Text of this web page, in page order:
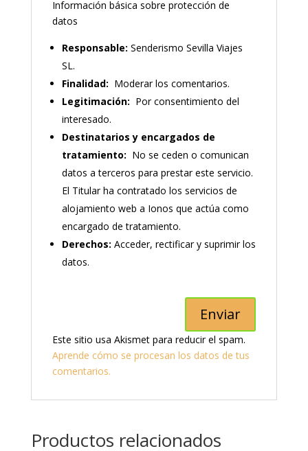
Información básica sobre protección de
datos
Responsable: Senderismo Sevilla Viajes
SL.
Finalidad: Moderar los comentarios.
Legitimación: Por consentimiento del
interesado.
Destinatarios y encargados de
tratamiento: No se ceden o comunican
datos a terceros para prestar este servicio.
El Titular ha contratado los servicios de
alojamiento web a Ionos que actúa como
encargado de tratamiento.
Derechos: Acceder, rectificar y suprimir los
datos.
Este sitio usa Akismet para reducir el spam.
Aprende cómo se procesan los datos de tus
comentarios.
Productos relacionados